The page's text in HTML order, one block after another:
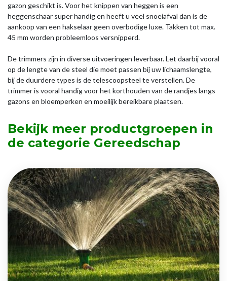
gazon geschikt is. Voor het knippen van heggen is een
heggenschaar super handig en heeft u veel snoeiafval dan is de
aankoop van een hakselaar geen overbodige luxe. Takken tot max.
45 mm worden probleemloos versnipperd.
De trimmers zijn in diverse uitvoeringen leverbaar. Let daarbij vooral
op de lengte van de steel die moet passen bij uw lichaamslengte,
bij de duurdere types is de telescoopsteel te verstellen. De
trimmer is vooral handig voor het korthouden van de randjes langs
gazons en bloemperken en moeilijk bereikbare plaatsen.
Bekijk meer productgroepen in
de categorie Gereedschap